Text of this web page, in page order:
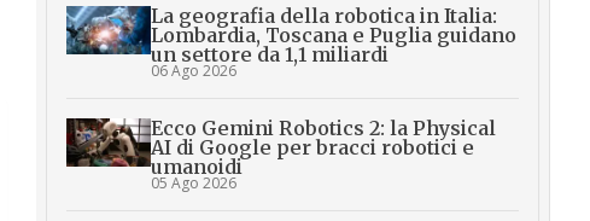
La geografia della robotica in Italia:
Lombardia, Toscana e Puglia guidano
un settore da 1,1 miliardi
06 Ago 2026
Ecco Gemini Robotics 2: la Physical
AI di Google per bracci robotici e
umanoidi
05 Ago 2026